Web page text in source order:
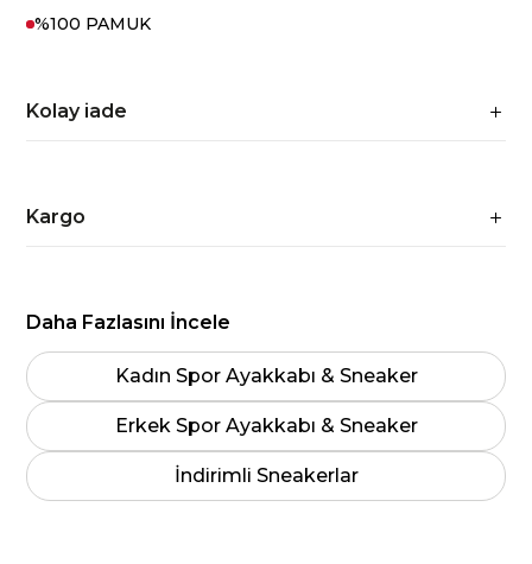
%100 PAMUK
Kolay iade
Kargo
Daha Fazlasını İncele
Kadın Spor Ayakkabı & Sneaker
Erkek Spor Ayakkabı & Sneaker
İndirimli Sneakerlar